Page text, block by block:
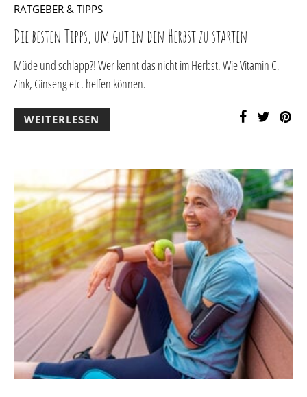
RATGEBER & TIPPS
Die besten Tipps, um gut in den Herbst zu starten
Müde und schlapp?! Wer kennt das nicht im Herbst. Wie Vitamin C,
Zink, Ginseng etc. helfen können.
WEITERLESEN